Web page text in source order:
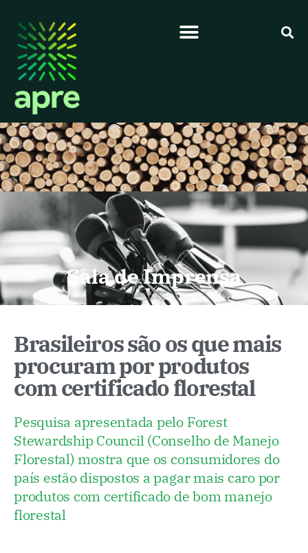
Sala de Imprensa
Brasileiros são os que mais
procuram por produtos
com certificado florestal
Pesquisa apresentada pelo Forest
Stewardship Council (Conselho de Manejo
Florestal) mostra que os consumidores do
país estão dispostos a pagar mais caro por
produtos com certificado de bom manejo
florestal